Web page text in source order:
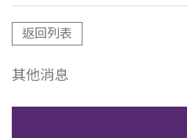
返回列表
其他消息